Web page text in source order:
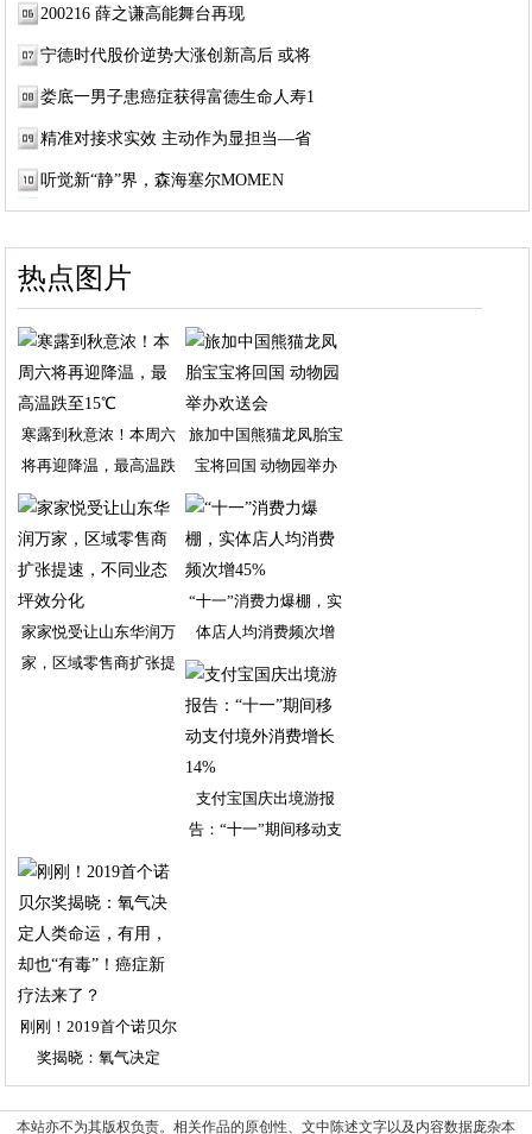
200216 薛之谦高能舞台再现
宁德时代股价逆势大涨创新高后 或将
娄底一男子患癌症获得富德生命人寿1
精准对接求实效 主动作为显担当—省
听觉新“静”界，森海塞尔MOMEN
热点图片
寒露到秋意浓！本周六
将再迎降温，最高温跌
旅加中国熊猫龙凤胎宝
宝将回国 动物园举办
家家悦受让山东华润万
家，区域零售商扩张提
“十一”消费力爆棚，实
体店人均消费频次增
支付宝国庆出境游报
告：“十一”期间移动支
刚刚！2019首个诺贝尔
奖揭晓：氧气决定
本站亦不为其版权负责。相关作品的原创性、文中陈述文字以及内容数据庞杂本